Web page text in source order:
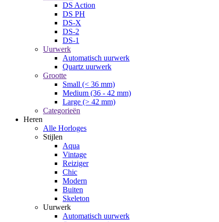
DS Action
DS PH
DS-X
DS-2
DS-1
Uurwerk
Automatisch uurwerk
Quartz uurwerk
Grootte
Small (< 36 mm)
Medium (36 - 42 mm)
Large (> 42 mm)
Categorieën
Heren
Alle Horloges
Stijlen
Aqua
Vintage
Reiziger
Chic
Modern
Buiten
Skeleton
Uurwerk
Automatisch uurwerk